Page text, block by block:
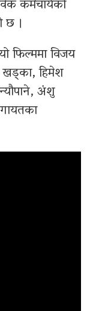
कर्मचार्यको
छ ।
फिल्ममा विजय
खड्का, हिमेश
अंशु